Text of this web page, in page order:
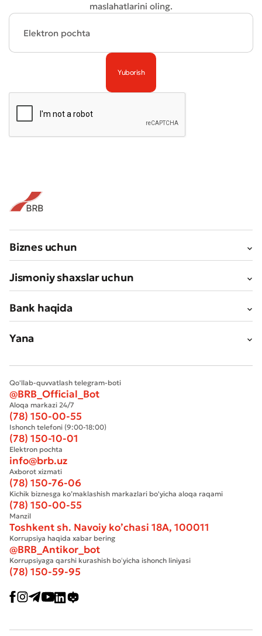
Yomon Aʼlo
* Barcha maydonlar to'ldirilishi shart
maslahatlarini oling.
Biznes uchun
Jismoniy shaxslar uchun
Bank haqida
Yana
Qo'llab-quvvatlash telegram-boti
@BRB_Official_Bot
Aloqa markazi 24/7
(78) 150-00-55
Ishonch telefoni (9:00-18:00)
(78) 150-10-01
Elektron pochta
info@brb.uz
Axborot xizmati
(78) 150-76-06
Kichik biznesga ko’maklashish markazlari bo'yicha aloqa raqami
(78) 150-00-55
Manzil
Toshkent sh. Navoiy ko’chasi 18А, 100011
Korrupsiya haqida xabar bering
@BRB_Antikor_bot
Korrupsiyaga qarshi kurashish boʻyicha ishonch liniyasi
(78) 150-59-95